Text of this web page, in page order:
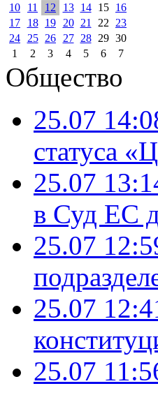
10
11 12 13 14 15
16
17
18 19 20 21 22
23
24
25 26 27 28 29 30
1
2 3 4 5 6 7
Общество
25.07
статуса
25.07
в Суд ЕС
25.07
25.07
25.07